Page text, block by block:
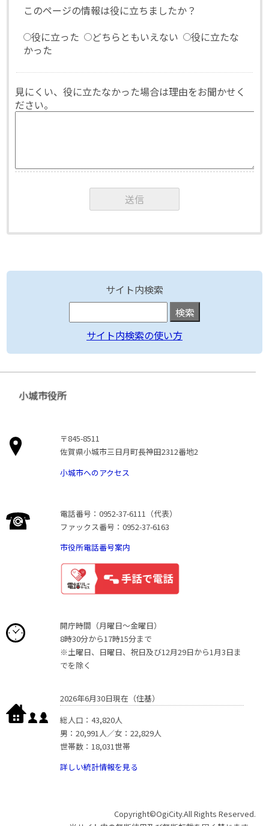
このページの情報は役に立ちましたか？
役に立った
どちらともいえない
役に立たな
かった
見にくい、役に立たなかった場合は理由をお聞かせく
ださい。
サイト内検索
サイト内検索の使い方
小城市役所
〒845-8511
佐賀県小城市三日月町長神田2312番地2
小城市へのアクセス
電話番号：0952-37-6111（代表）
ファックス番号：0952-37-6163
市役所電話番号案内
開庁時間（月曜日〜金曜日）
8時30分から17時15分まで
※土曜日、日曜日、祝日及び12月29日から1月3日ま
でを除く
2026年6月30日現在（住基）
総人口：43,820人
男：20,991人／女：22,829人
世帯数：18,031世帯
詳しい統計情報を見る
Copyright©OgiCity.All Rights Reserved.